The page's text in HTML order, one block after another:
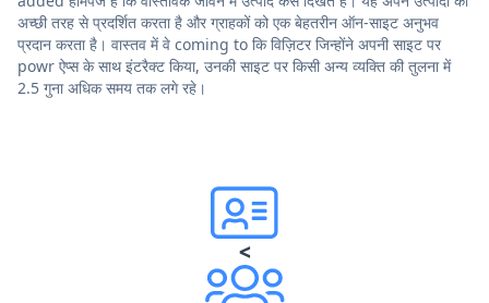
अच्छी तरह से प्रदर्शित करता है और ग्राहकों को एक बेहतरीन ऑन-साइट अनुभव
प्रदान करता है। वास्तव में वे coming to कि विज़िटर जिन्होंने अपनी साइट पर
powr ऐप्स के साथ इंटरैक्ट किया, उनकी साइट पर किसी अन्य व्यक्ति की तुलना में
2.5 गुना अधिक समय तक लगे रहे।
<